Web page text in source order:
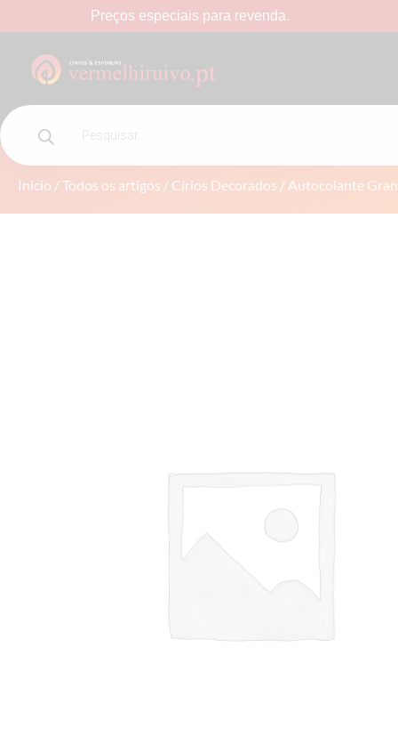
Preços especiais para revenda.
AUTOCOLANTE GRANDE 60LL / 80LL
Início /Todos os artigos / Círios Decorados / Autocolante